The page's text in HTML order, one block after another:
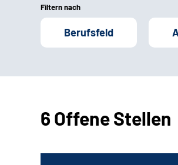
Filtern nach
Berufsfeld
6 Offene Stellen